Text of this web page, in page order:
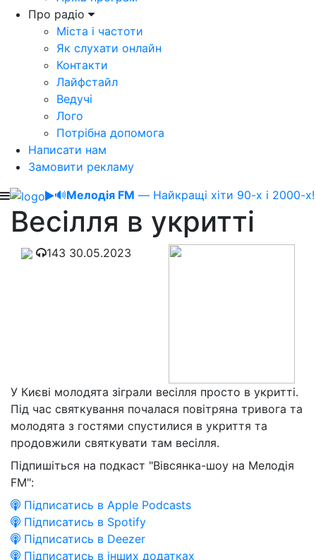
Про радіо
Міста і частоти
Як слухати онлайн
Контакти
Лайфстайл
Ведучі
Лого
Потрібна допомога
Написати нам
Замовити рекламу
🔊Мелодія FM — Найкращі хіти 90-х і 2000-х!
Весілля в укритті
143 30.05.2023
У Києві молодята зіграли весілля просто в укритті.
Під час святкування почалася повітряна тривога та
молодята з гостями спустилися в укриття та
продовжили святкувати там весілля.
Підпишіться на подкаст "Вівсянка-шоу на Мелодія
FM":
Підписатись в Apple Podcasts
Підписатись в Spotify
Підписатись в Deezer
Підписатись в інших додатках